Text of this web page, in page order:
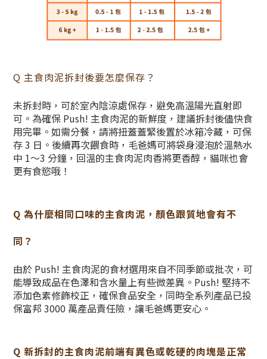
Q 主食肉泥拆封後要怎麼保存？
未拆封時，可於室內陰涼處保存，避免高溫陽光直射即
可。為確保 Push! 主食肉泥的新鮮度，建議拆封後儘快食
用完畢。如需分餐，請將扭蓋蓋緊後置於冰箱冷藏，可保
存 3 日。後續再次餵食時，毛爸媽可將袋身浸泡於溫熱水
中 1～3 分鐘，回溫的主食肉泥肉香將更香醇，貓咪也會
更有食慾哦！
Q 為什麼相同口味的主食肉泥，顏色跟質地會有不
同？
由於 Push! 主食肉泥的食材選用來自不同季節或批次，可
能導致成品在色澤和含水量上有些微差異。Push! 堅持不
添加色素修飾校正，確保食品安全，同時全系列產品已投
保富邦 3000 萬產品責任險，讓毛爸媽更安心。
Q 新拆封的主食肉泥前端有異色或乾硬的肉塊是正常